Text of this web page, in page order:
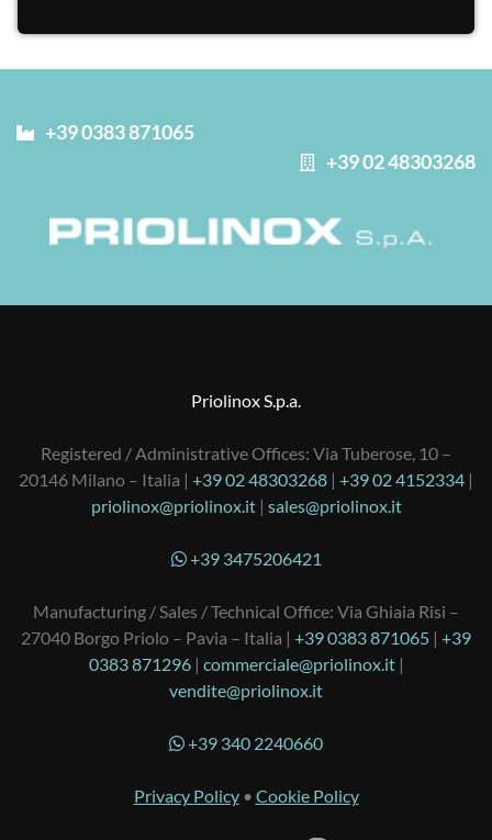
+39 02 48303268
+39 0383 871065
Priolinox S.p.a.
Registered / Administrative Offices: Via Tuberose, 10 –
20146 Milano – Italia | +39 02 48303268 | +39 02 4152334 |
priolinox@priolinox.it| sales@priolinox.it
+39 3475206421
Manufacturing / Sales / Technical Office: Via Ghiaia Risi –
27040 Borgo Priolo – Pavia – Italia | +39 0383 871065 | +39
0383 871296| commerciale@priolinox.it|
vendite@priolinox.it
+39 340 2240660
Privacy Policy• Cookie Policy